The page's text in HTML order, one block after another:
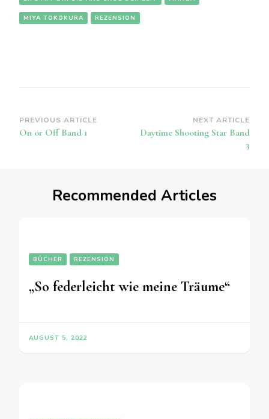
MIYA TOKOKURA REZENSION
Post
Navigation
PREVIOUS ARTICLE
On or Off Band 1
NEXT ARTICLE
Daytime Shooting Star Band
3
Recommended Articles
BÜCHER REZENSION
„So federleicht wie meine Träume“
AUGUST 5, 2022